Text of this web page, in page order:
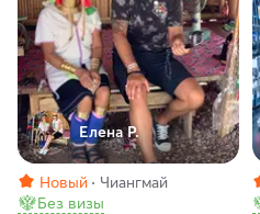
Елена Р.
Новый
Чиангмай
Без визы